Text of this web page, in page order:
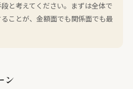
と考えてください。まずは全体で
ことが、金額面でも関係面でも最
ン